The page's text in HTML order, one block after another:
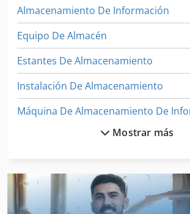
Almacenamiento De Información
Equipo De Almacén
Estantes De Almacenamiento
Instalación De Almacenamiento
Máquina De Almacenamiento De
Plataformas De Almacenamiento
Sistema De Clasificación
Mostrar más